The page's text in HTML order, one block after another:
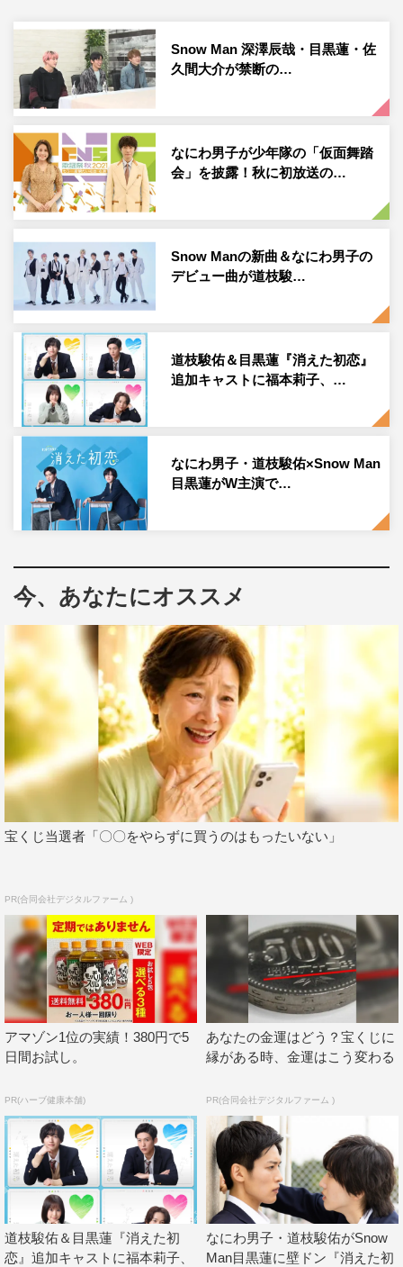
11・30～深0・00）のポスタービジュアルが解禁された。
本作は、アルコが作画、ひねくれ渡が原作を担当する同名
コミックを初ドラマ化。“消しゴムに好きな人の名前を書
そこに友情も加わり、高校生たちが右往左往しながら
も“人を好きになる”という純粋な気持ちに気づいて成長し
ていくさまを描く。
SNSでも盛り上がりを見せていた「＃消え恋パズル」が完
成し、ドラマのポスタービジュアルが公開。このポスター
に道枝、目黒、福本莉子、鈴木仁の4人が織り成す恋模様
物語は、クラスメイトの橋下さん（福本）に片思い中の男
子高校生・青木（道枝）が、ひょんな出来事から硬派な井
田（目黒）と三角関係に。そしてその純粋な恋模様にお調
子者のあっくん（鈴木）の勘違いまで交錯していく。
＜第1話（10月9日（土）放送）あらすじ＞
ある高校で、担任の谷口先生（田辺誠一）がテストを配り
さり断られてしまう。すると、それを見ていた橋下さん
（福本莉子）が笑顔で消しゴムを貸してくれる。密かに橋
下さんに片思い中の青木は、「やっぱり橋下さんは天使
だ…」と大感激。しかし、それもつかの間…その消しゴム
に「イダくん♡」と、井田（目黒蓮）の名前が書いてある
ことに気づいて大ショック。もしかして、これは好きな人
の名前を書くとその恋がかなうというおまじないでは…。
瞬時に失恋したことを悟り、ガックリうなだれる青木だ
が、その消しゴムの文字をあろうことか井田本人に見られ
てしまう。井田に、「勘違いだ！」と否定したい青木だ
が、橋下さんの恋心を勝手にバラすわけにもいかず、とっ
一言によってさらなるズレが生じ、恋も友情も予想外の方
向へ。一生懸命だけどちょっとトンチンカン、そんな“尊
い初恋”が始まる。
『消えた初恋』
テレビ朝日系
2021年10月9日スタート
＜キャスト＞
青木…道枝駿佑（なにわ男子／関西ジャニーズJr.）
井田…目黒蓮（Snow Man）
橋下さん…福本莉子
あっくん…鈴木仁
谷口正博…田辺誠一
Snow Man 深澤辰哉・目黒蓮・佐
久間大介が禁断の…
なにわ男子が少年隊の「仮面舞踏
会」を披露！秋に初放送の…
Snow Manの新曲＆なにわ男子の
デビュー曲が道枝駿…
道枝駿佑＆目黒蓮『消えた初恋』
追加キャストに福本莉子、…
なにわ男子・道枝駿佑×Snow Man
目黒蓮がW主演で…
今、あなたにオススメ
宝くじ当選者「〇〇をやらずに買うのはもったいない」
PR(合同会社デジタルファーム )
アマゾン1位の実績！380円で5
日間お試し。
PR(ハーブ健康本舗)
あなたの金運はどう？宝くじに
縁がある時、金運はこう変わる
PR(合同会社デジタルファーム )
道枝駿佑＆目黒蓮『消えた初
恋』追加キャストに福本莉子、
なにわ男子・道枝駿佑がSnow
Man目黒蓮に壁ドン『消えた初